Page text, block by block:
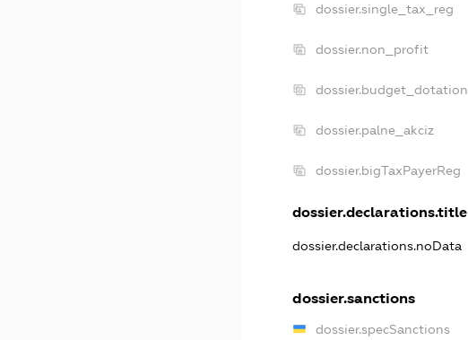
dossier.single_tax_reg
dossier.non_profit
dossier.budget_dotation
dossier.palne_akciz
dossier.bigTaxPayerReg
dossier.declarations.title
dossier.declarations.noData
dossier.sanctions
dossier.specSanctions